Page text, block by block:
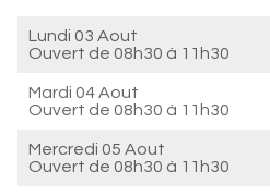
Lundi 03 Aout
Ouvert de 08h30 à 11h30
Mardi 04 Aout
Ouvert de 08h30 à 11h30
Mercredi 05 Aout
Ouvert de 08h30 à 11h30